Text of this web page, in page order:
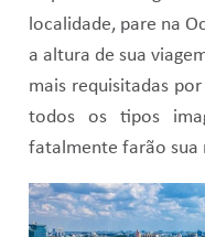
localidade, pare na
a altura de sua
mais requisitadas
todos os tipos
fatalmente farão sua